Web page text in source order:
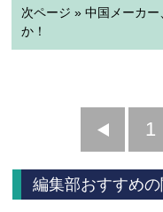
次ページ » 中国メーカ
か！
前
へ
1
編集部おすすめ